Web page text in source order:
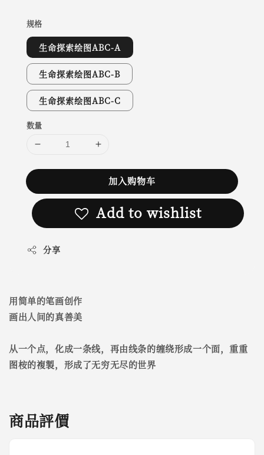
规格
生命探索绘图ABC-A
生命探索绘图ABC-B
生命探索绘图ABC-C
数量
加入购物车
Add to wishlist
分享
用简单的笔画创作
画出人间的真善美
从一个点，化成一条线，再由线条的缠绕形成一个面，重重
图桉的複製，形成了无穷无尽的世界
商品評價